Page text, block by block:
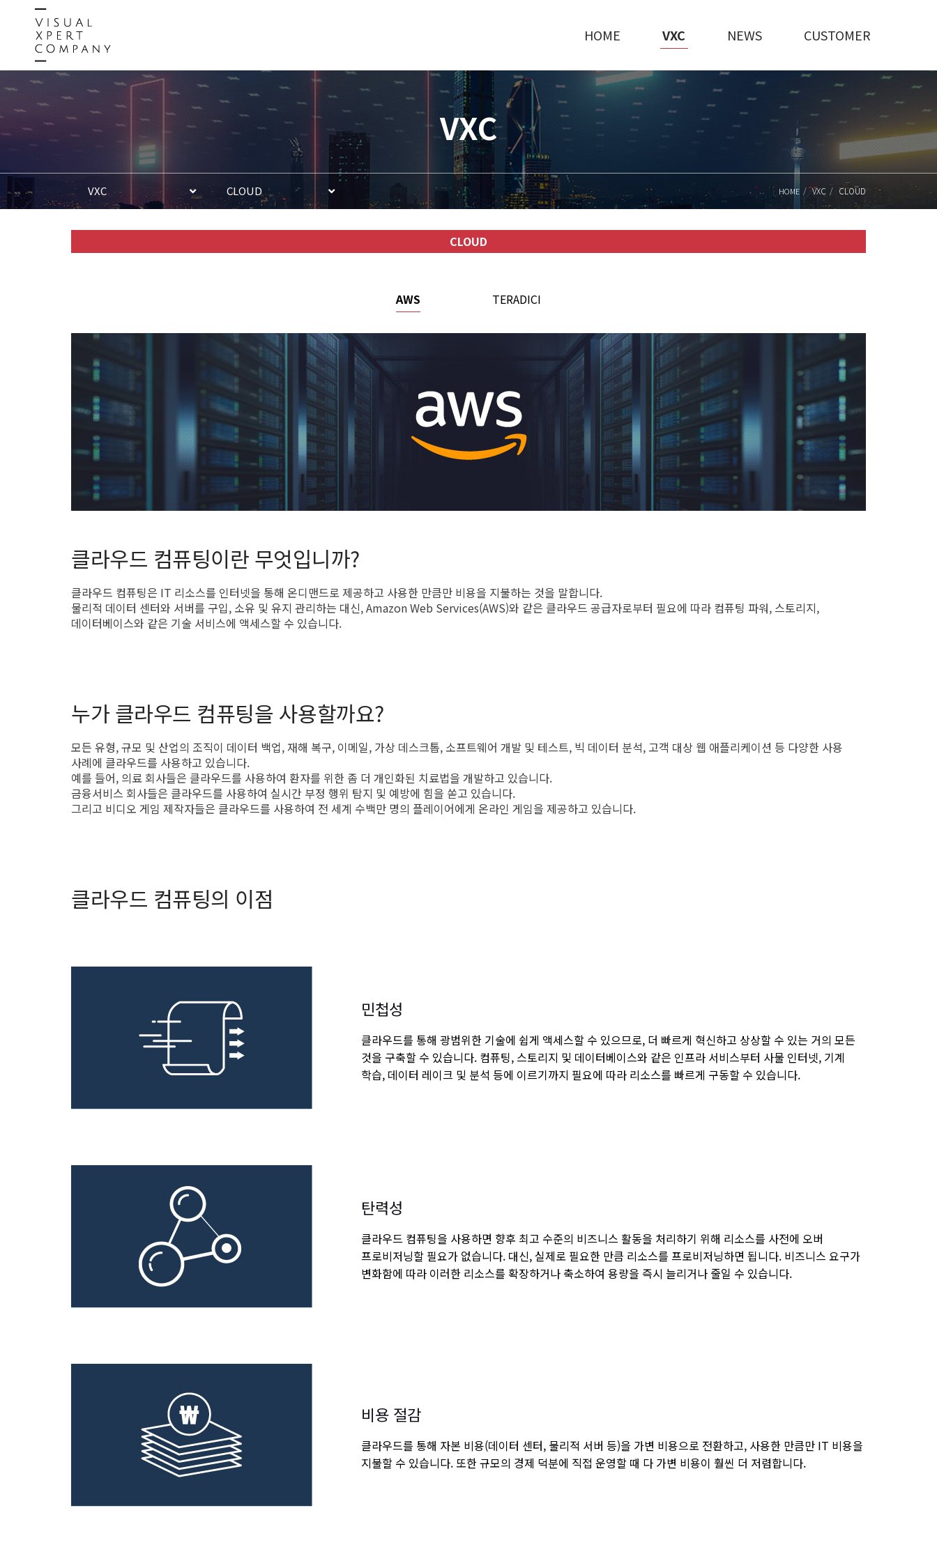
HOME VXC NEWS CUSTOMER
VXC
VXC CLOUD HOME VXC CLOUD
CLOUD
AWS TERADICI
클라우드 컴퓨팅이란 무엇입니까?
클라우드 컴퓨팅은 IT 리소스를 인터넷을 통해 온디맨드로 제공하고 사용한 만큼만 비용을 지불하는 것을 말합니다.
물리적 데이터 센터와 서버를 구입, 소유 및 유지 관리하는 대신, Amazon Web Services(AWS)와 같은 클라우드 공급자로부터 필요에 따라 컴퓨팅 파워, 스토리지,
데이터베이스와 같은 기술 서비스에 액세스할 수 있습니다.
누가 클라우드 컴퓨팅을 사용할까요?
모든 유형, 규모 및 산업의 조직이 데이터 백업, 재해 복구, 이메일, 가상 데스크톱, 소프트웨어 개발 및 테스트, 빅 데이터 분석, 고객 대상 웹 애플리케이션 등 다양한 사용
사례에 클라우드를 사용하고 있습니다.
예를 들어, 의료 회사들은 클라우드를 사용하여 환자를 위한 좀 더 개인화된 치료법을 개발하고 있습니다.
금융서비스 회사들은 클라우드를 사용하여 실시간 부정 행위 탐지 및 예방에 힘을 쏟고 있습니다.
그리고 비디오 게임 제작자들은 클라우드를 사용하여 전 세계 수백만 명의 플레이어에게 온라인 게임을 제공하고 있습니다.
클라우드 컴퓨팅의 이점
민첩성
클라우드를 통해 광범위한 기술에 쉽게 액세스할 수 있으므로, 더 빠르게 혁신하고 상상할 수 있는 거의 모든
것을 구축할 수 있습니다. 컴퓨팅, 스토리지 및 데이터베이스와 같은 인프라 서비스부터 사물 인터넷, 기계
학습, 데이터 레이크 및 분석 등에 이르기까지 필요에 따라 리소스를 빠르게 구동할 수 있습니다.
탄력성
클라우드 컴퓨팅을 사용하면 향후 최고 수준의 비즈니스 활동을 처리하기 위해 리소스를 사전에 오버
프로비저닝할 필요가 없습니다. 대신, 실제로 필요한 만큼 리소스를 프로비저닝하면 됩니다. 비즈니스 요구가
변화함에 따라 이러한 리소스를 확장하거나 축소하여 용량을 즉시 늘리거나 줄일 수 있습니다.
비용 절감
클라우드를 통해 자본 비용(데이터 센터, 물리적 서버 등)을 가변 비용으로 전환하고, 사용한 만큼만 IT 비용을
지불할 수 있습니다. 또한 규모의 경제 덕분에 직접 운영할 때 다 가변 비용이 훨씬 더 저렴합니다.